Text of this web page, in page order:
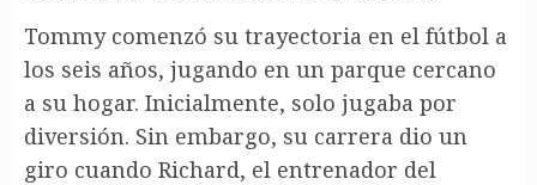
Tommy comenzó su trayectoria en el fútbol a
los seis años, jugando en un parque cercano
a su hogar. Inicialmente, solo jugaba por
diversión. Sin embargo, su carrera dio un
giro cuando Richard, el entrenador del